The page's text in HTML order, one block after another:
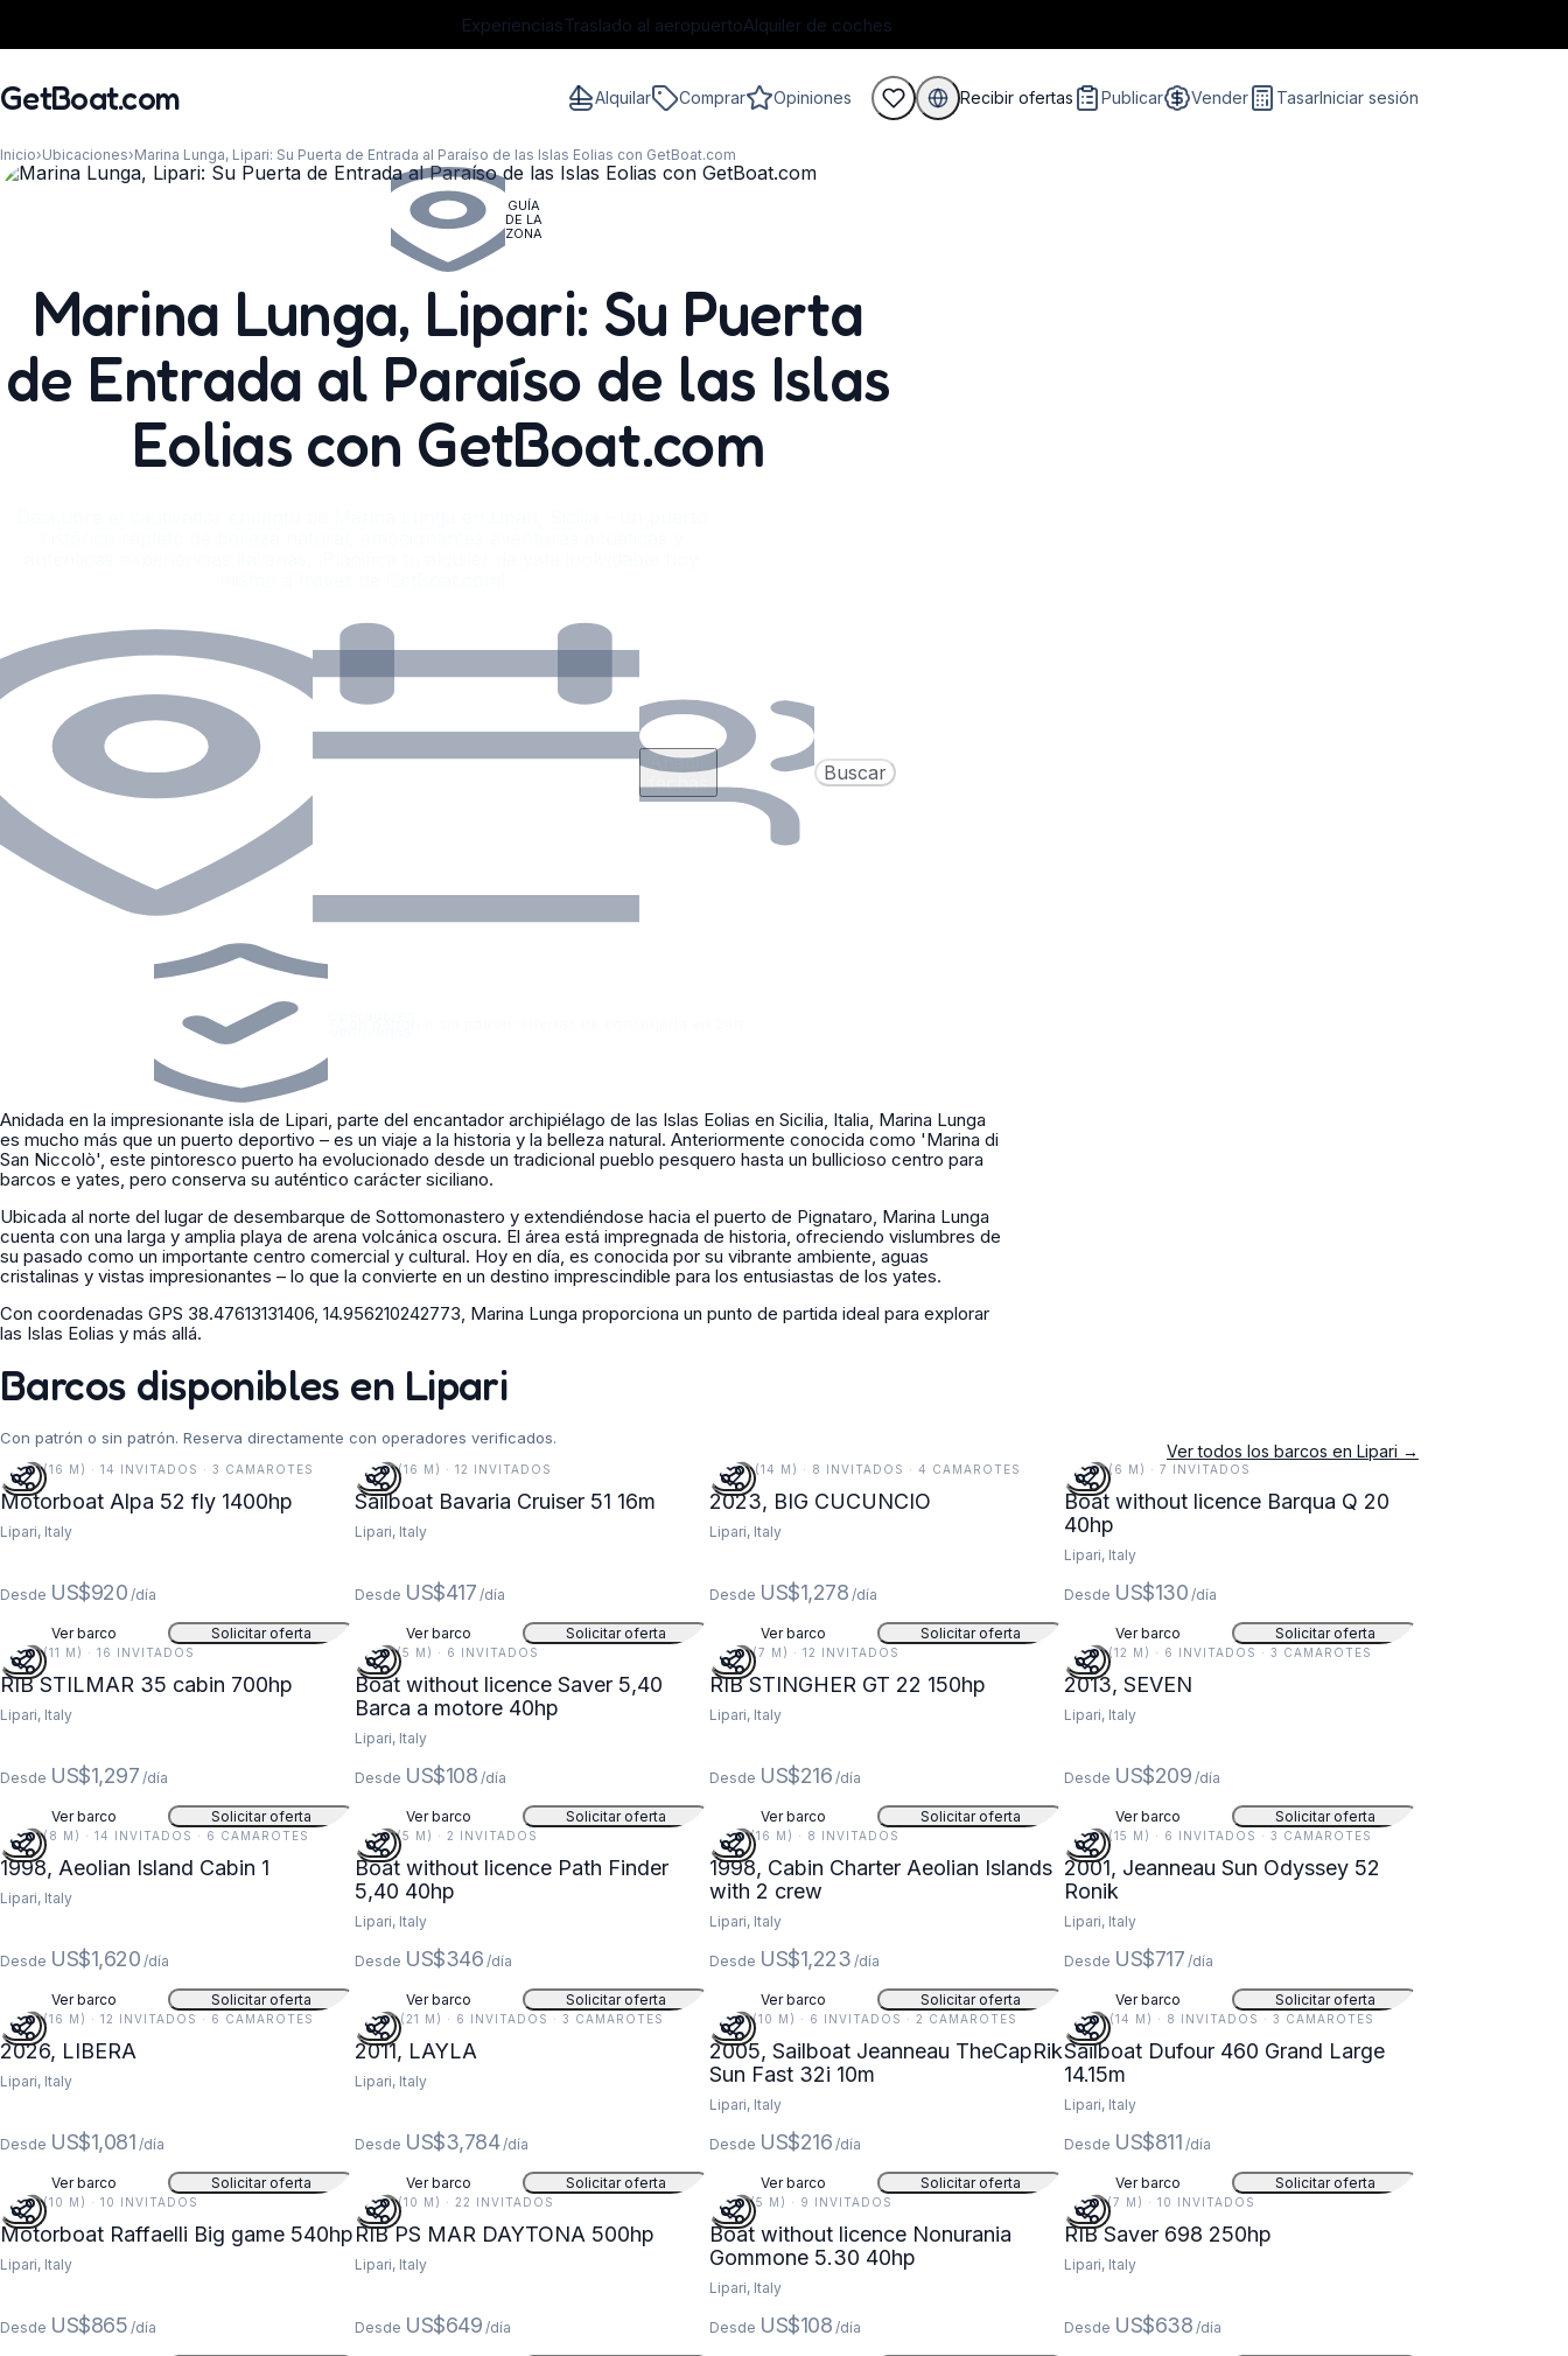
ExperienciasTraslado al aeropuertoAlquiler de coches
GetBoat.com Alquilar Comprar Opiniones Recibir ofertas Publicar Vender TasarIniciar sesión
Inicio›Ubicaciones›Marina Lunga, Lipari: Su Puerta de Entrada al Paraíso de las Islas Eolias con GetBoat.com
GUÍA
DE LA
ZONA
Marina Lunga, Lipari: Su Puerta
de Entrada al Paraíso de las Islas
Eolias con GetBoat.com
Añadir
fechas
Buscar
Anidada en la impresionante isla de Lipari, parte del encantador archipiélago de las Islas Eolias en Sicilia, Italia, Marina Lunga
es mucho más que un puerto deportivo – es un viaje a la historia y la belleza natural. Anteriormente conocida como 'Marina di
San Niccolò', este pintoresco puerto ha evolucionado desde un tradicional pueblo pesquero hasta un bullicioso centro para
barcos e yates, pero conserva su auténtico carácter siciliano.
Ubicada al norte del lugar de desembarque de Sottomonastero y extendiéndose hacia el puerto de Pignataro, Marina Lunga
cuenta con una larga y amplia playa de arena volcánica oscura. El área está impregnada de historia, ofreciendo vislumbres de
su pasado como un importante centro comercial y cultural. Hoy en día, es conocida por su vibrante ambiente, aguas
cristalinas y vistas impresionantes – lo que la convierte en un destino imprescindible para los entusiastas de los yates.
Con coordenadas GPS 38.47613131406, 14.956210242773, Marina Lunga proporciona un punto de partida ideal para explorar
las Islas Eolias y más allá.
Barcos disponibles en Lipari
Con patrón o sin patrón. Reserva directamente con operadores verificados.
Ver todos los barcos en Lipari →
52 FT (16 M) · 14 INVITADOS · 3 CAMAROTES
Motorboat Alpa 52 fly 1400hp
Lipari, Italy
Desde US$920 /día
Ver barco Solicitar oferta
52 FT (16 M) · 12 INVITADOS
Sailboat Bavaria Cruiser 51 16m
Lipari, Italy
Desde US$417 /día
Ver barco Solicitar oferta
46 FT (14 M) · 8 INVITADOS · 4 CAMAROTES
2023, BIG CUCUNCIO
Lipari, Italy
Desde US$1,278 /día
Ver barco Solicitar oferta
20 FT (6 M) · 7 INVITADOS
Boat without licence Barqua Q 20
40hp
Lipari, Italy
Desde US$130 /día
Ver barco Solicitar oferta
37 FT (11 M) · 16 INVITADOS
RIB STILMAR 35 cabin 700hp
Lipari, Italy
Desde US$1,297 /día
Ver barco Solicitar oferta
18 FT (5 M) · 6 INVITADOS
Boat without licence Saver 5,40
Barca a motore 40hp
Lipari, Italy
Desde US$108 /día
Ver barco Solicitar oferta
22 FT (7 M) · 12 INVITADOS
RIB STINGHER GT 22 150hp
Lipari, Italy
Desde US$216 /día
Ver barco Solicitar oferta
38 FT (12 M) · 6 INVITADOS · 3 CAMAROTES
2013, SEVEN
Lipari, Italy
Desde US$209 /día
Ver barco Solicitar oferta
27 FT (8 M) · 14 INVITADOS · 6 CAMAROTES
1998, Aeolian Island Cabin 1
Lipari, Italy
Desde US$1,620 /día
Ver barco Solicitar oferta
18 FT (5 M) · 2 INVITADOS
Boat without licence Path Finder
5,40 40hp
Lipari, Italy
Desde US$346 /día
Ver barco Solicitar oferta
51 FT (16 M) · 8 INVITADOS
1998, Cabin Charter Aeolian Islands
with 2 crew
Lipari, Italy
Desde US$1,223 /día
Ver barco Solicitar oferta
50 FT (15 M) · 6 INVITADOS · 3 CAMAROTES
2001, Jeanneau Sun Odyssey 52
Ronik
Lipari, Italy
Desde US$717 /día
Ver barco Solicitar oferta
52 FT (16 M) · 12 INVITADOS · 6 CAMAROTES
2026, LIBERA
Lipari, Italy
Desde US$1,081 /día
Ver barco Solicitar oferta
68 FT (21 M) · 6 INVITADOS · 3 CAMAROTES
2011, LAYLA
Lipari, Italy
Desde US$3,784 /día
Ver barco Solicitar oferta
33 FT (10 M) · 6 INVITADOS · 2 CAMAROTES
2005, Sailboat Jeanneau TheCapRik
Sun Fast 32i 10m
Lipari, Italy
Desde US$216 /día
Ver barco Solicitar oferta
46 FT (14 M) · 8 INVITADOS · 3 CAMAROTES
Sailboat Dufour 460 Grand Large
14.15m
Lipari, Italy
Desde US$811 /día
Ver barco Solicitar oferta
33 FT (10 M) · 10 INVITADOS
Motorboat Raffaelli Big game 540hp
Lipari, Italy
Desde US$865 /día
33 FT (10 M) · 22 INVITADOS
RIB PS MAR DAYTONA 500hp
Lipari, Italy
Desde US$649 /día
17 FT (5 M) · 9 INVITADOS
Boat without licence Nonurania
Gommone 5.30 40hp
Lipari, Italy
Desde US$108 /día
23 FT (7 M) · 10 INVITADOS
RIB Saver 698 250hp
Lipari, Italy
Desde US$638 /día